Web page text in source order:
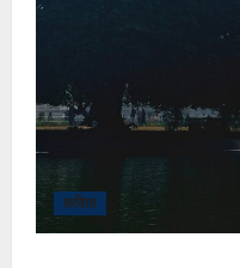
कविता